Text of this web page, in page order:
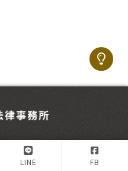
LINE FB